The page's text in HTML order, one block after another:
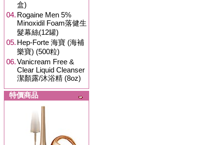
盒)
04. Rogaine Men 5%
Minoxidil Foam落健生
髮幕絲(12罐)
05. Hep-Forte 海寶 (海補
樂寶) (500粒)
06.Vanicream Free &
Clear Liquid Cleanser
潔顏露/沐浴精 (8oz)
特價商品